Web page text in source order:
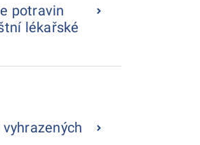
potravin
lékařské